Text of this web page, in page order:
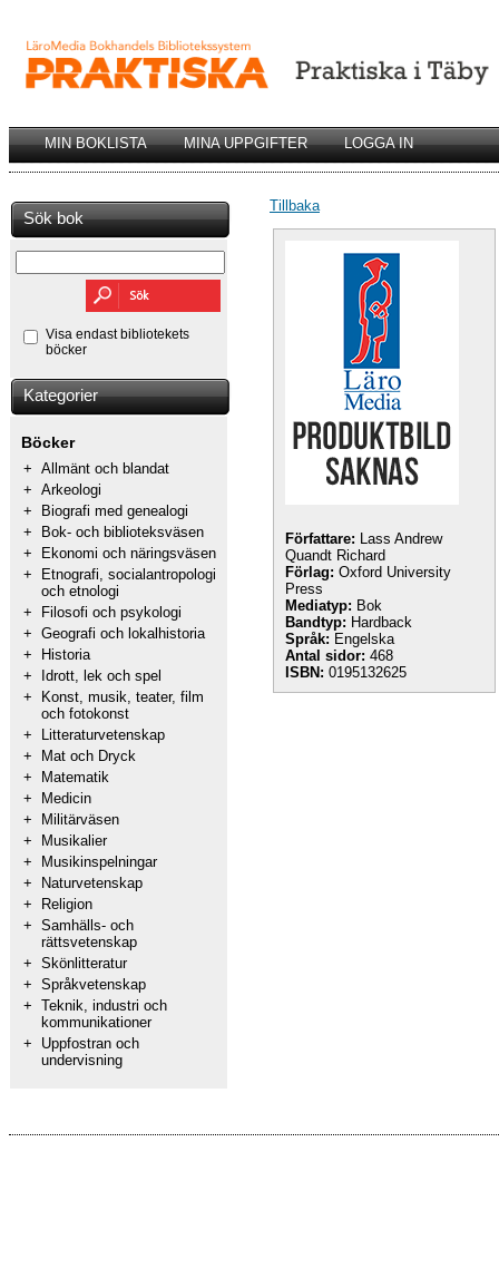
MIN BOKLISTA MINA UPPGIFTER LOGGA IN
Sök bok
Visa endast bibliotekets
böcker
Kategorier
Böcker
+ Allmänt och blandat
+ Arkeologi
+
Biografi med genealogi
+
Bok- och biblioteksväsen
+
Ekonomi och näringsväsen
+
Etnografi, socialantropologi
och etnologi
+
Filosofi och psykologi
+ Geografi och lokalhistoria
+
Historia
+
Idrott, lek och spel
+
Konst, musik, teater, film
och fotokonst
+
Litteraturvetenskap
+
Mat och Dryck
+
Matematik
+
Medicin
+
Militärväsen
+
Musikalier
+
Musikinspelningar
+
Naturvetenskap
+
Religion
+ Samhälls- och
rättsvetenskap
+ Skönlitteratur
+ Språkvetenskap
+ Teknik, industri och
kommunikationer
+
Uppfostran och
undervisning
Tillbaka
Författare: Lass Andrew
Quandt Richard
Förlag: Oxford University
Press
Mediatyp: Bok
Bandtyp: Hardback
Språk: Engelska
Antal sidor: 468
ISBN: 0195132625